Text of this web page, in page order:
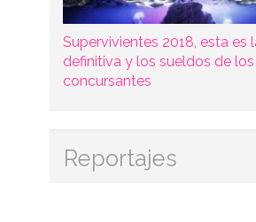
Supervivientes 2018, esta es
definitiva y los sueldos de los
concursantes
Reportajes